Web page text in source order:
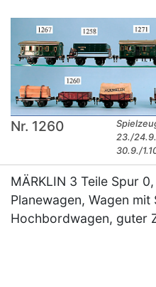
Nr. 1260
23./
30.9./
MÄRKLIN 3 Teile Spur
Planewagen, Wagen mit
Hochbordwagen, guter